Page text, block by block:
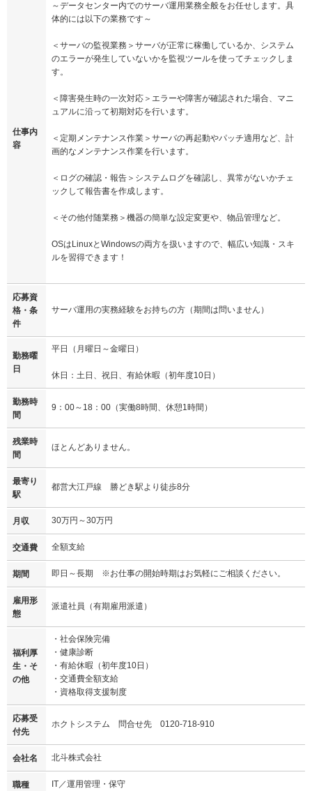
仕事内
容
～データセンター内でのサーバ運用業務全般をお任せします。具
体的には以下の業務です～
＜サーバの監視業務＞サーバが正常に稼働しているか、システム
のエラーが発生していないかを監視ツールを使ってチェックしま
す。
＜障害発生時の一次対応＞エラーや障害が確認された場合、マニ
ュアルに沿って初期対応を行います。
＜定期メンテナンス作業＞サーバの再起動やパッチ適用など、計
画的なメンテナンス作業を行います。
＜ログの確認・報告＞システムログを確認し、異常がないかチェ
ックして報告書を作成します。
＜その他付随業務＞機器の簡単な設定変更や、物品管理など。
OSはLinuxとWindowsの両方を扱いますので、幅広い知識・スキ
ルを習得できます！
応募資
格・条
件
サーバ運用の実務経験をお持ちの方（期間は問いません）
勤務曜
日
平日（月曜日～金曜日）
休日：土日、祝日、有給休暇（初年度10日）
勤務時
間
9：00～18：00（実働8時間、休憩1時間）
残業時
間
ほとんどありません。
最寄り
駅
都営大江戸線 勝どき駅より徒歩8分
月収 30万円～30万円
交通費 全額支給
期間 即日～長期 ※お仕事の開始時期はお気軽にご相談ください。
雇用形
態
派遣社員（有期雇用派遣）
福利厚
生・そ
の他
・社会保険完備
・健康診断
・有給休暇（初年度10日）
・交通費全額支給
・資格取得支援制度
応募受
付先
ホクトシステム 問合せ先 0120-718-910
会社名 北斗株式会社
職種 IT／運用管理・保守